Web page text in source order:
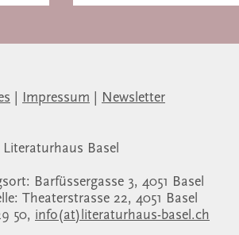
Impressum Newsletter
Literaturhaus Basel
Barfüssergasse 3, 4051 Basel
Theaterstrasse 22, 4051 Basel
50, info(at)literaturhaus-basel.ch